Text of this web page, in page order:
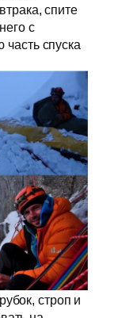
спите
с
спуска
строп и